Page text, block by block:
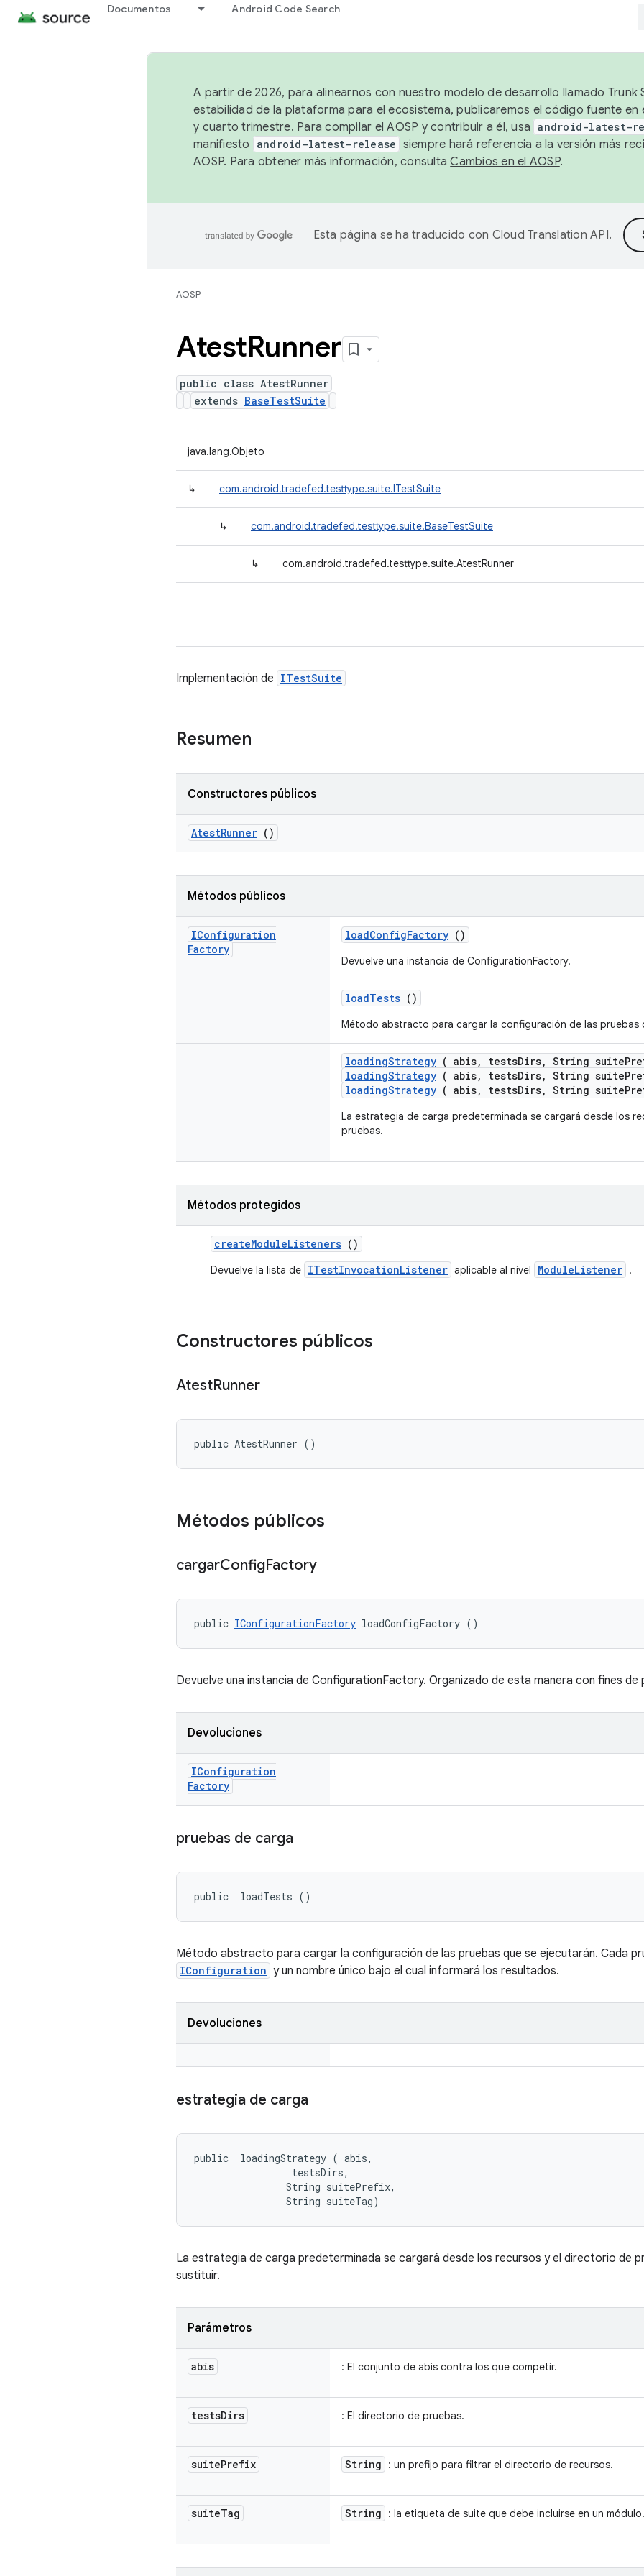
Documentos Android Code Search
A partir de 2026, para alinearnos con nuestro modelo de desarrollo llamado Trunk
estabilidad de la plataforma para el ecosistema, publicaremos el código fuente en
y cuarto trimestre. Para compilar el AOSP y contribuir a él, usa android-latest-
manifiesto
android-latest-release siempre hará referencia a la versión más
AOSP. Para obtener más información, consultaCambios en el AOSP.
Esta página se ha traducido con Cloud Translation API.
AOSP
AtestRunner
public class AtestRunner
extends BaseTestSuite
java.lang.Objeto
↳ com.android.tradefed.testtype.suite.ITestSuite
↳ com.android.tradefed.testtype.suite.BaseTestSuite
↳ com.android.tradefed.testtype.suite.AtestRunner
Implementación de ITestSuite
Resumen
Constructores públicos
AtestRunner ()
Métodos públicos
IConfiguration
Factory
loadConfigFactory ()
Devuelve una instancia de ConfigurationFactory.
loadTests ()
Método abstracto para cargar la configuración de las pruebas
loadingStrategy ( abis, testsDirs, String suite
loadingStrategy ( abis, testsDirs, String
loadingStrategy ( abis, testsDirs, String
La estrategia de carga predeterminada se cargará desde los
pruebas.
Métodos protegidos
createModuleListeners ()
Devuelve la lista de ITestInvocationListener aplicable al nivel ModuleListener .
Constructores públicos
AtestRunner
public AtestRunner ()
Métodos públicos
cargarConfigFactory
public IConfigurationFactory loadConfigFactory ()
Devuelve una instancia de ConfigurationFactory. Organizado de esta manera con fines de
Devoluciones
IConfiguration
Factory
pruebas de carga
public loadTests ()
Método abstracto para cargar la configuración de las pruebas que se ejecutarán. Cada
IConfiguration y un nombre único bajo el cual informará los resultados.
Devoluciones
estrategia de carga
public loadingStrategy ( abis,
testsDirs,
                String suitePrefix,
                String suiteTag)
La estrategia de carga predeterminada se cargará desde los recursos y el directorio de
sustituir.
Parámetros
abis : El conjunto de abis contra los que competir.
testsDirs : El directorio de pruebas.
suitePrefix String : un prefijo para filtrar el directorio de recursos.
suiteTag String : la etiqueta de suite que debe incluirse en un